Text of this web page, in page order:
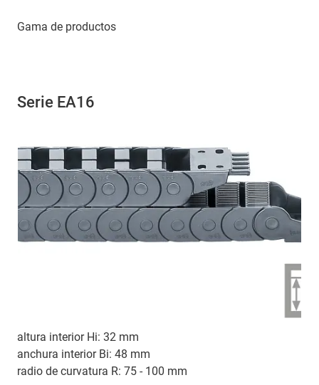
Gama de productos
Serie EA16
altura interior Hi: 32 mm
anchura interior Bi: 48 mm
radio de curvatura R: 75 - 100 mm